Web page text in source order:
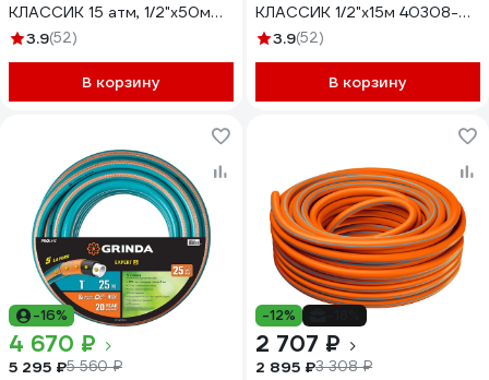
КЛАССИК 15 атм, 1/2"х50м
40308-1/2-50
3.9(52)
В корзину
КЛАССИК 1/2"х15м 40308-
1/2-15
3.9(52)
В корзину
-16%
4 670 ₽
5 295 ₽5 560 ₽
-12%
2 707 ₽
2 895 ₽3 308 ₽